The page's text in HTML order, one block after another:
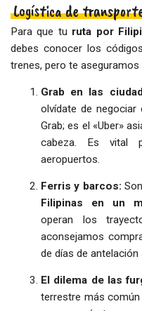
Logística de
Para que tu ruta por
debes conocer los
trenes, pero te aseguramos
Grab en las
olvídate de
Grab; es el «Uber»
cabeza. Es vital
aeropuertos.
Ferris y barcos:
Filipinas en un
operan los
aconsejamos
de días de
El dilema de las
terrestre más común